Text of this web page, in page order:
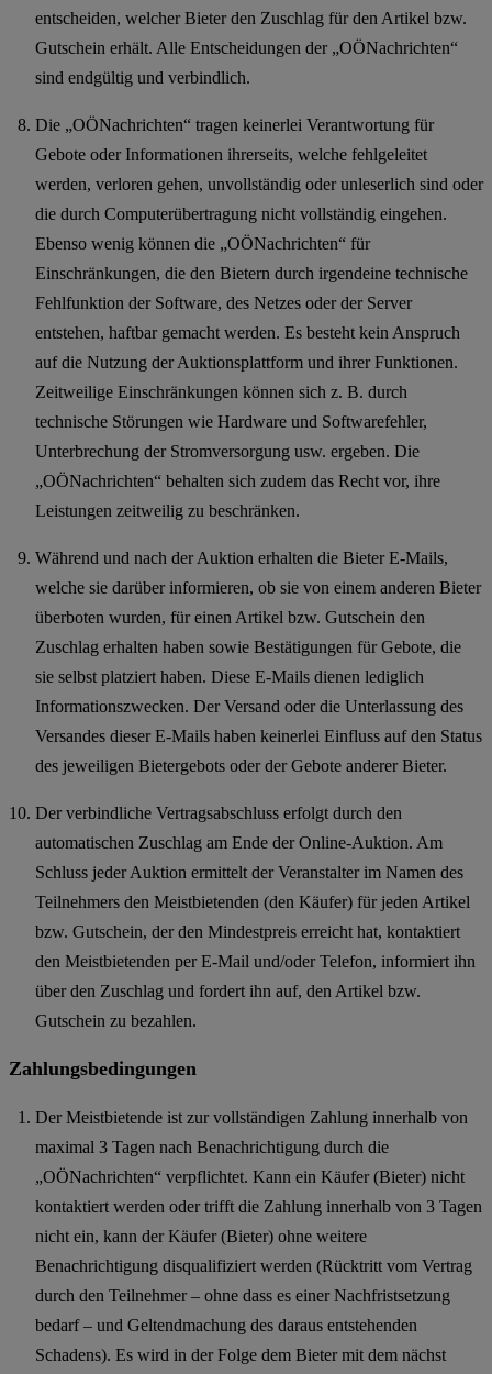
entscheiden, welcher Bieter den Zuschlag für den Artikel bzw.
Gutschein erhält. Alle Entscheidungen der „OÖNachrichten“
sind endgültig und verbindlich.
Die „OÖNachrichten“ tragen keinerlei Verantwortung für
Gebote oder Informationen ihrerseits, welche fehlgeleitet
werden, verloren gehen, unvollständig oder unleserlich sind oder
die durch Computerübertragung nicht vollständig eingehen.
Ebenso wenig können die „OÖNachrichten“ für
Einschränkungen, die den Bietern durch irgendeine technische
Fehlfunktion der Software, des Netzes oder der Server
entstehen, haftbar gemacht werden. Es besteht kein Anspruch
auf die Nutzung der Auktionsplattform und ihrer Funktionen.
Zeitweilige Einschränkungen können sich z. B. durch
technische Störungen wie Hardware und Softwarefehler,
Unterbrechung der Stromversorgung usw. ergeben. Die
„OÖNachrichten“ behalten sich zudem das Recht vor, ihre
Leistungen zeitweilig zu beschränken.
Während und nach der Auktion erhalten die Bieter E-Mails,
welche sie darüber informieren, ob sie von einem anderen Bieter
überboten wurden, für einen Artikel bzw. Gutschein den
Zuschlag erhalten haben sowie Bestätigungen für Gebote, die
sie selbst platziert haben. Diese E-Mails dienen lediglich
Informationszwecken. Der Versand oder die Unterlassung des
Versandes dieser E-Mails haben keinerlei Einfluss auf den Status
des jeweiligen Bietergebots oder der Gebote anderer Bieter.
Der verbindliche Vertragsabschluss erfolgt durch den
automatischen Zuschlag am Ende der Online-Auktion. Am
Schluss jeder Auktion ermittelt der Veranstalter im Namen des
Teilnehmers den Meistbietenden (den Käufer) für jeden Artikel
bzw. Gutschein, der den Mindestpreis erreicht hat, kontaktiert
den Meistbietenden per E-Mail und/oder Telefon, informiert ihn
über den Zuschlag und fordert ihn auf, den Artikel bzw.
Gutschein zu bezahlen.
Zahlungsbedingungen
Der Meistbietende ist zur vollständigen Zahlung innerhalb von
maximal 3 Tagen nach Benachrichtigung durch die
„OÖNachrichten“ verpflichtet. Kann ein Käufer (Bieter) nicht
kontaktiert werden oder trifft die Zahlung innerhalb von 3 Tagen
nicht ein, kann der Käufer (Bieter) ohne weitere
Benachrichtigung disqualifiziert werden (Rücktritt vom Vertrag
durch den Teilnehmer – ohne dass es einer Nachfristsetzung
bedarf – und Geltendmachung des daraus entstehenden
Schadens). Es wird in der Folge dem Bieter mit dem nächst